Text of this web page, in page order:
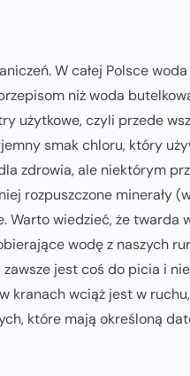
W całej Polsce
niż woda
użytkowe, czyli przede
smak chloru, który
zdrowia, ale niektórym
rozpuszczone minerały
Warto wiedzieć, że twarda
wodę z naszych
jest coś do picia i
kranach wciąż jest w
które mają określoną